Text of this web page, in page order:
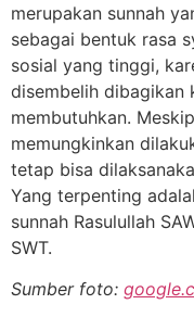
merupakan sunnah
sebagai bentuk rasa
sosial yang tinggi,
disembelih dibagikan
membutuhkan.
memungkinkan
tetap bisa
Yang terpenting
sunnah Rasulullah
SWT.
Sumber foto: